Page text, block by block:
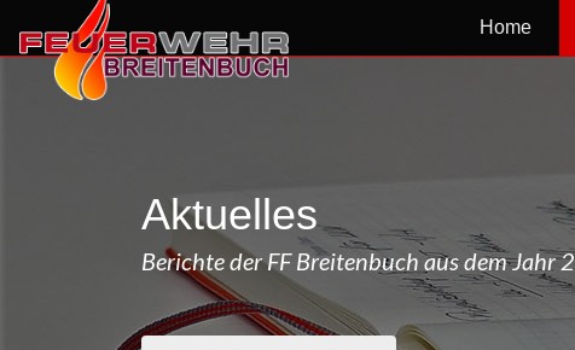
Home
Aktuelles
Berichte der FF Breitenbuch aus dem Jahr